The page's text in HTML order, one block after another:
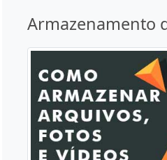
Armazenamento